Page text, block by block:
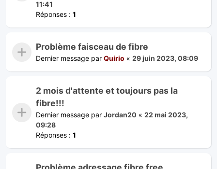
11:41
Réponses : 1
Problème faisceau de fibre
Dernier message par Quirio « 29 juin 2023, 08:09
2 mois d'attente et toujours pas la
fibre!!!
Dernier message par Jordan20 « 22 mai 2023,
09:28
Réponses : 1